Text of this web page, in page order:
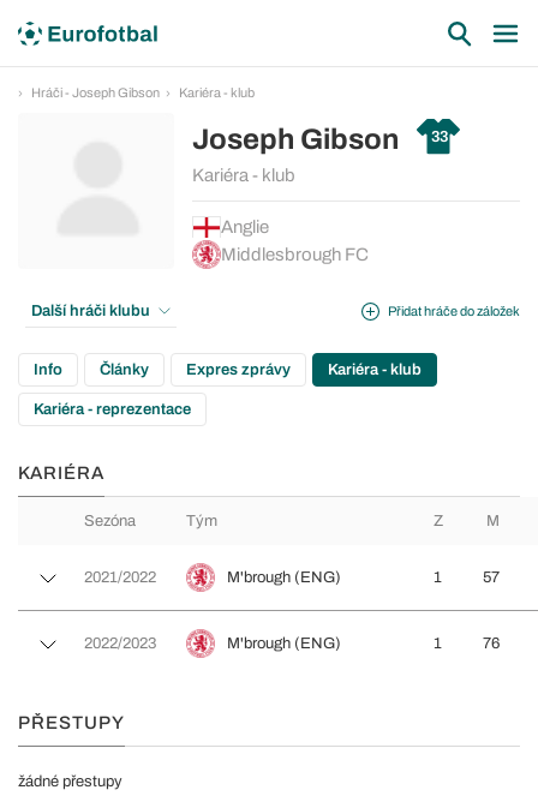
Hráči - Joseph Gibson Kariéra - klub
Joseph Gibson 33
Kariéra - klub
Anglie
Middlesbrough FC
Přidat hráče do záložek
Další hráči klubu
Info Články Expres zprávy Kariéra - klub
Kariéra - reprezentace
KARIÉRA
Sezóna Tým Z M
2021/2022 M'brough (ENG) 1 57
2022/2023 M'brough (ENG) 1 76
PŘESTUPY
žádné přestupy